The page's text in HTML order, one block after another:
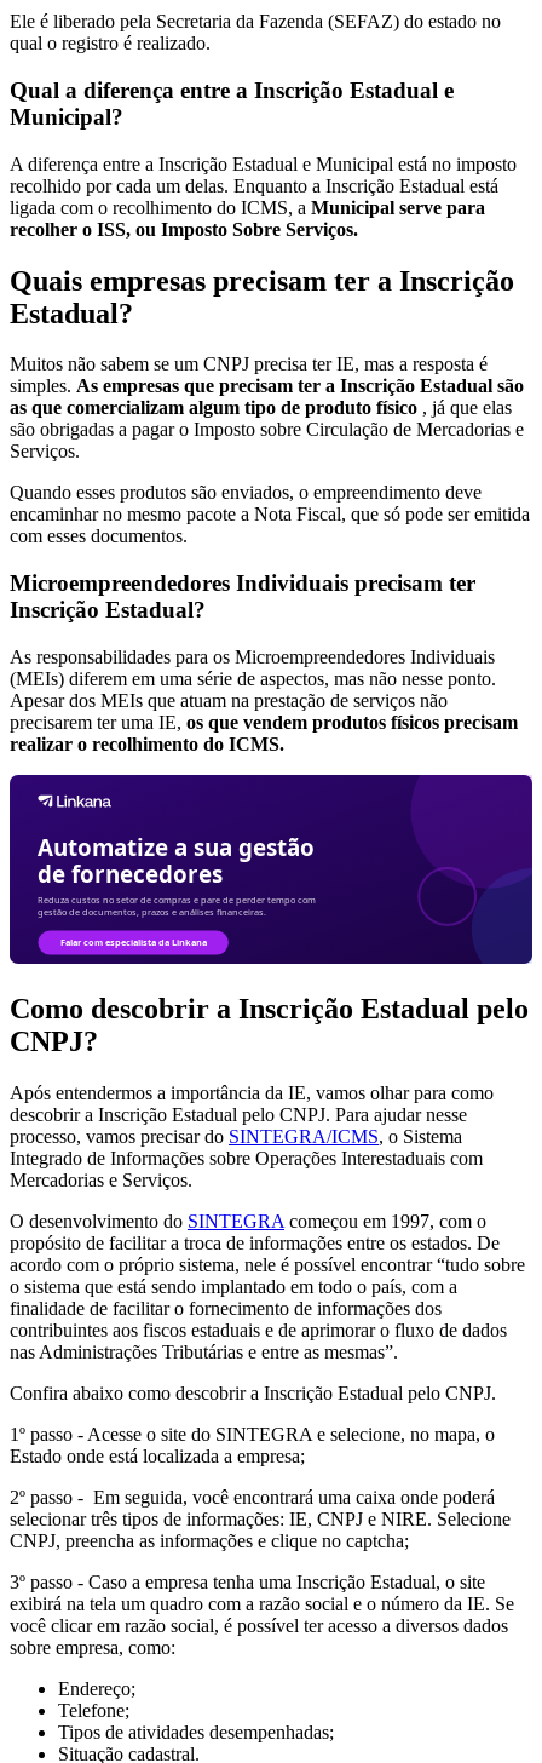
Ele é liberado pela Secretaria da Fazenda (SEFAZ) do estado no
qual o registro é realizado.
Qual a diferença entre a Inscrição Estadual e
Municipal?
A diferença entre a Inscrição Estadual e Municipal está no imposto
recolhido por cada um delas. Enquanto a Inscrição Estadual está
ligada com o recolhimento do ICMS, a Municipal serve para
recolher o ISS, ou Imposto Sobre Serviços.
Quais empresas precisam ter a Inscrição
Estadual?
Muitos não sabem se um CNPJ precisa ter IE, mas a resposta é
simples. As empresas que precisam ter a Inscrição Estadual são
as que comercializam algum tipo de produto físico , já que elas
são obrigadas a pagar o Imposto sobre Circulação de Mercadorias e
Serviços.
Quando esses produtos são enviados, o empreendimento deve
encaminhar no mesmo pacote a Nota Fiscal, que só pode ser emitida
com esses documentos.
Microempreendedores Individuais precisam ter
Inscrição Estadual?
As responsabilidades para os Microempreendedores Individuais
(MEIs) diferem em uma série de aspectos, mas não nesse ponto.
Apesar dos MEIs que atuam na prestação de serviços não
precisarem ter uma IE, os que vendem produtos físicos precisam
realizar o recolhimento do ICMS.
Como descobrir a Inscrição Estadual pelo
CNPJ?
Após entendermos a importância da IE, vamos olhar para como
descobrir a Inscrição Estadual pelo CNPJ. Para ajudar nesse
processo, vamos precisar do SINTEGRA/ICMS, o Sistema
Integrado de Informações sobre Operações Interestaduais com
Mercadorias e Serviços.
O desenvolvimento do SINTEGRA começou em 1997, com o
propósito de facilitar a troca de informações entre os estados. De
acordo com o próprio sistema, nele é possível encontrar “tudo sobre
o sistema que está sendo implantado em todo o país, com a
finalidade de facilitar o fornecimento de informações dos
contribuintes aos fiscos estaduais e de aprimorar o fluxo de dados
nas Administrações Tributárias e entre as mesmas”.
Confira abaixo como descobrir a Inscrição Estadual pelo CNPJ.
1º passo - Acesse o site do SINTEGRA e selecione, no mapa, o
Estado onde está localizada a empresa;
2º passo - Em seguida, você encontrará uma caixa onde poderá
selecionar três tipos de informações: IE, CNPJ e NIRE. Selecione
CNPJ, preencha as informações e clique no captcha;
3º passo - Caso a empresa tenha uma Inscrição Estadual, o site
exibirá na tela um quadro com a razão social e o número da IE. Se
você clicar em razão social, é possível ter acesso a diversos dados
sobre empresa, como:
Endereço;
Telefone;
Tipos de atividades desempenhadas;
Situação cadastral.